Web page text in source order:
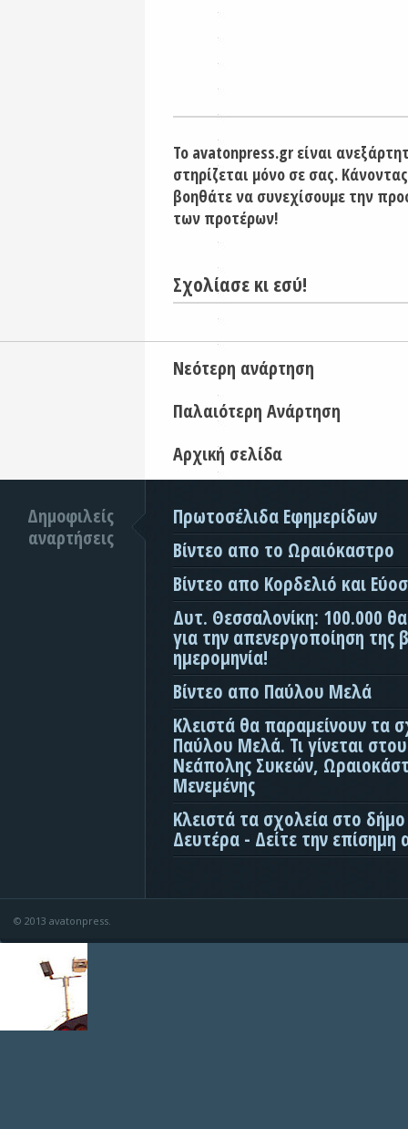
Το avatonpress.gr είναι
στηρίζεται μόνο σε σας.
βοηθάτε να συνεχίσουμε την
των προτέρων!
Σχολίασε κι εσύ!
Νεότερη ανάρτηση
Παλαιότερη Ανάρτηση
Αρχική σελίδα
Δημοφιλείς
αναρτήσεις
Πρωτοσέλιδα Εφημερίδων
Βίντεο απο το Ωραιόκαστρο
Βίντεο απο Κορδελιό και
Δυτ. Θεσσαλονίκη: 100.000
για την απενεργοποίηση της
ημερομηνία!
Βίντεο απο Παύλου Μελά
Κλειστά θα παραμείνουν τα
Παύλου Μελά. Τι γίνεται
Νεάπολης Συκεών,
Μενεμένης
Κλειστά τα σχολεία στο
Δευτέρα - Δείτε την επίσημη
© 2013 avatonpress.